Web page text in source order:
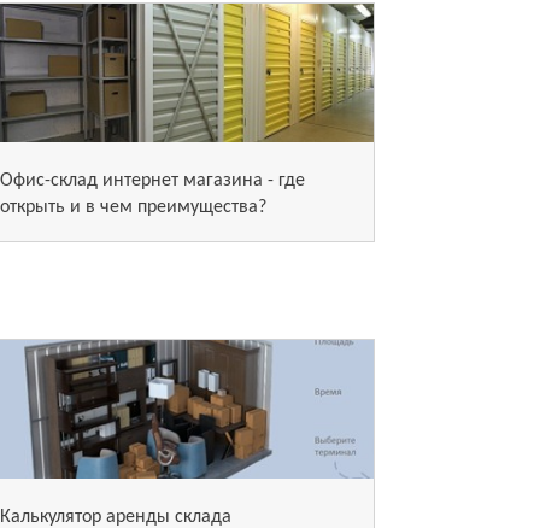
Офис-склад интернет магазина - где
открыть и в чем преимущества?
Калькулятор аренды склада